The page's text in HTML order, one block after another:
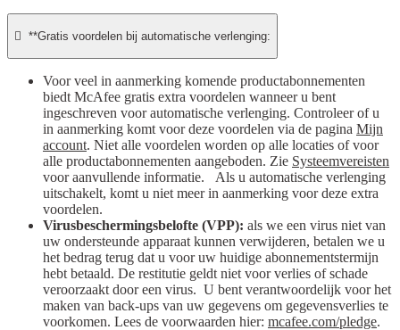
 **Gratis voordelen bij automatische verlenging:
Voor veel in aanmerking komende productabonnementen
biedt McAfee gratis extra voordelen wanneer u bent
ingeschreven voor automatische verlenging. Controleer of u
in aanmerking komt voor deze voordelen via de pagina Mijn
account. Niet alle voordelen worden op alle locaties of voor
alle productabonnementen aangeboden. Zie Systeemvereisten
voor aanvullende informatie. Als u automatische verlenging
uitschakelt, komt u niet meer in aanmerking voor deze extra
voordelen.
Virusbeschermingsbelofte (VPP): als we een virus niet van
uw ondersteunde apparaat kunnen verwijderen, betalen we u
het bedrag terug dat u voor uw huidige abonnementstermijn
hebt betaald. De restitutie geldt niet voor verlies of schade
veroorzaakt door een virus. U bent verantwoordelijk voor het
maken van back-ups van uw gegevens om gegevensverlies te
voorkomen. Lees de voorwaarden hier: mcafee.com/pledge.